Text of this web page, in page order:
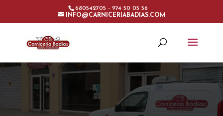
680542705 - 974 50 05 56
INFO@CARNICERIABADIAS.COM